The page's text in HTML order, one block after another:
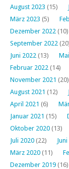
August 2023 (15)
März 2023 (5)
Dezember 2022 (10)
September 2022
Juni 2022 (13)
Februar 2022 (14)
November 2021 (20)
August 2021 (12)
April 2021 (6)
Januar 2021 (15)
Oktober 2020 (13)
Juli 2020 (22)
März 2020 (11)
Dezember 2019 (16)